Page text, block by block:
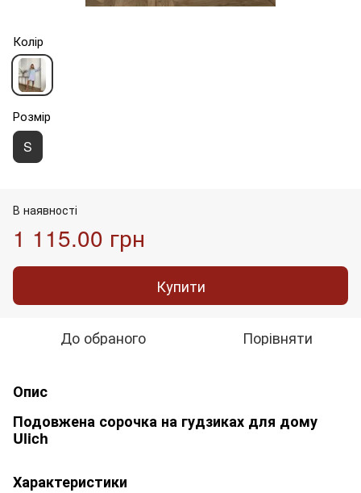
Колір
Розмір
S
В наявності
1 115.00 грн
Купити
До обраного Порівняти
Опис
Подовжена сорочка на гудзиках для дому
Ulich
Характеристики